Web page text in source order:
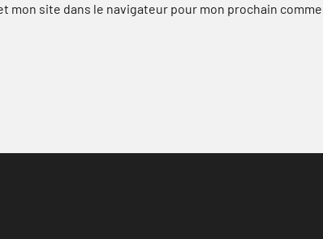
mon site dans le navigateur pour mon prochain